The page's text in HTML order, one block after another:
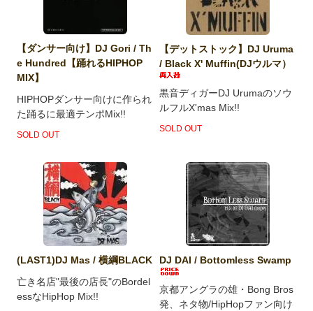
【ダンサー向け】DJ Gori / Th
e Hundred【踊れるHIPHOP
MIX】
HIPHOPダンサー向けに作られ
た踊るに最適テンポMix!!
SOLD OUT
【デットストック】DJ Uruma
/ Black X' Muffin(DJウルマ）
黒音ディガーDJ Urumaのソウ
ルフルX'mas Mix!!
SOLD OUT
(LAST1)DJ Mas / 横綱BLACK
亡き名店"最後の店長"のBordel
essなHipHop Mix!!
DJ DAI / Bottomless Swamp
京都アングラの雄・Bong Bros
発、ネタ物/HipHopファン向け